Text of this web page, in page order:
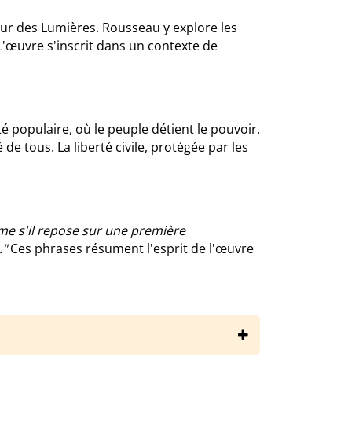
des Lumières. Rousseau y explore les
s'inscrit dans un contexte de
populaire, où le peuple détient le pouvoir.
tous. La liberté civile, protégée par les
s'il repose sur une première
Ces phrases résument l'esprit de l'œuvre